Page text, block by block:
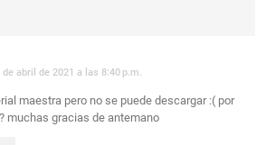
de abril de 2021 a las 8:40 p.m.
maestra pero no se puede descargar :( por
muchas gracias de antemano